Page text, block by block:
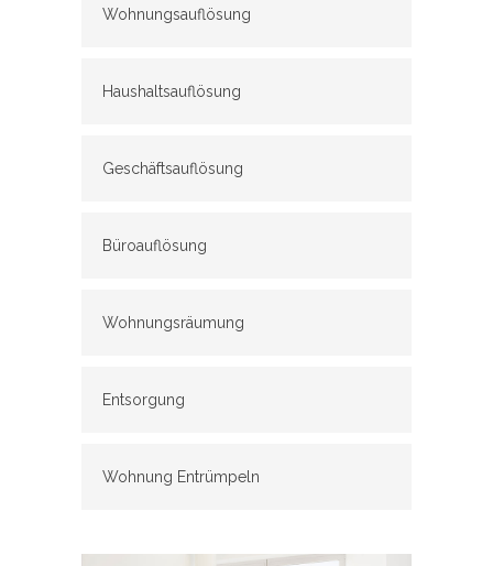
Wohnungsauflösung
Haushaltsauflösung
Geschäftsauflösung
Büroauflösung
Wohnungsräumung
Entsorgung
Wohnung Entrümpeln